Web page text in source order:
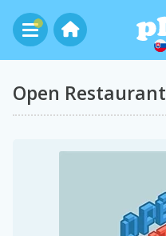
Open Restaurant